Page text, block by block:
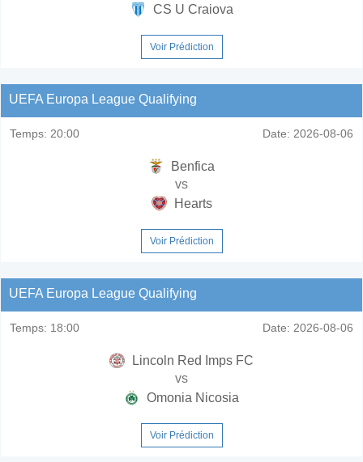
CS U Craiova
Voir Prédiction
UEFA Europa League Qualifying
Temps: 20:00 Date: 2026-08-06
Benfica
vs
Hearts
Voir Prédiction
UEFA Europa League Qualifying
Temps: 18:00 Date: 2026-08-06
Lincoln Red Imps FC
vs
Omonia Nicosia
Voir Prédiction